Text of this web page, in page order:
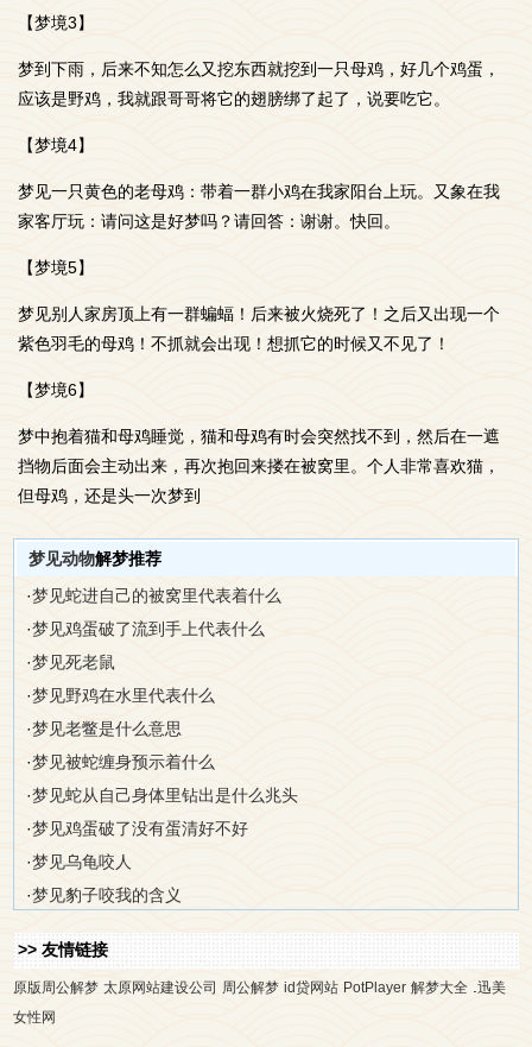
【梦境3】
梦到下雨，后来不知怎么又挖东西就挖到一只母鸡，好几个鸡蛋，
应该是野鸡，我就跟哥哥将它的翅膀绑了起了，说要吃它。
【梦境4】
梦见一只黄色的老母鸡：带着一群小鸡在我家阳台上玩。又象在我
家客厅玩：请问这是好梦吗？请回答：谢谢。快回。
【梦境5】
梦见别人家房顶上有一群蝙蝠！后来被火烧死了！之后又出现一个
紫色羽毛的母鸡！不抓就会出现！想抓它的时候又不见了！
【梦境6】
梦中抱着猫和母鸡睡觉，猫和母鸡有时会突然找不到，然后在一遮
挡物后面会主动出来，再次抱回来搂在被窝里。个人非常喜欢猫，
但母鸡，还是头一次梦到
梦见动物解梦推荐
·梦见蛇进自己的被窝里代表着什么
·梦见鸡蛋破了流到手上代表什么
·梦见死老鼠
·梦见野鸡在水里代表什么
·梦见老鳖是什么意思
·梦见被蛇缠身预示着什么
·梦见蛇从自己身体里钻出是什么兆头
·梦见鸡蛋破了没有蛋清好不好
·梦见乌龟咬人
·梦见豹子咬我的含义
>> 友情链接
原版周公解梦 太原网站建设公司 周公解梦 id贷网站 PotPlayer 解梦大全
迅美
女性网